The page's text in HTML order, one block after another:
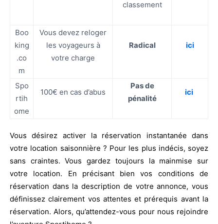
classement
Boo
king
.co
m
Vous devez reloger
les voyageurs à
votre charge
Radical ici
Spo
rtih
ome
100€ en cas d’abus
Pas de
pénalité
ici
Vous désirez activer la réservation instantanée dans
votre location saisonnière ? Pour les plus indécis, soyez
sans craintes. Vous gardez toujours la mainmise sur
votre location. En précisant bien vos conditions de
réservation dans la description de votre annonce, vous
définissez clairement vos attentes et prérequis avant la
réservation. Alors, qu’attendez-vous pour nous rejoindre